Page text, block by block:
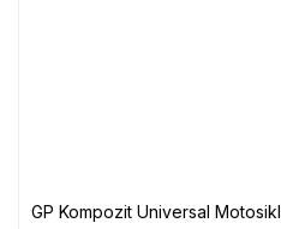
GP Kompozit Universal